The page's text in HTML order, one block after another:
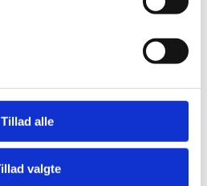
Tillad alle
valgte
Vare lagt i kurv